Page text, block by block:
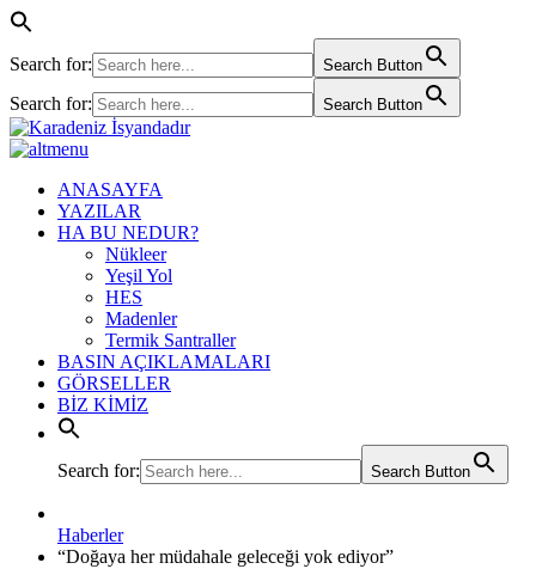
Search for: Search Button
Search for: Search Button
ANASAYFA
YAZILAR
HA BU NEDUR?
Nükleer
Yeşil Yol
HES
Madenler
Termik Santraller
BASIN AÇIKLAMALARI
GÖRSELLER
BİZ KİMİZ
Search for: Search Button
Haberler
“Doğaya her müdahale geleceği yok ediyor”